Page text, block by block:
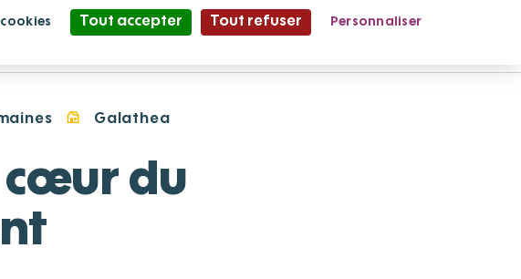
Partage et Vie le Mag'
Galathea
cœur du
Tout accepter Tout refuser
Personnaliser